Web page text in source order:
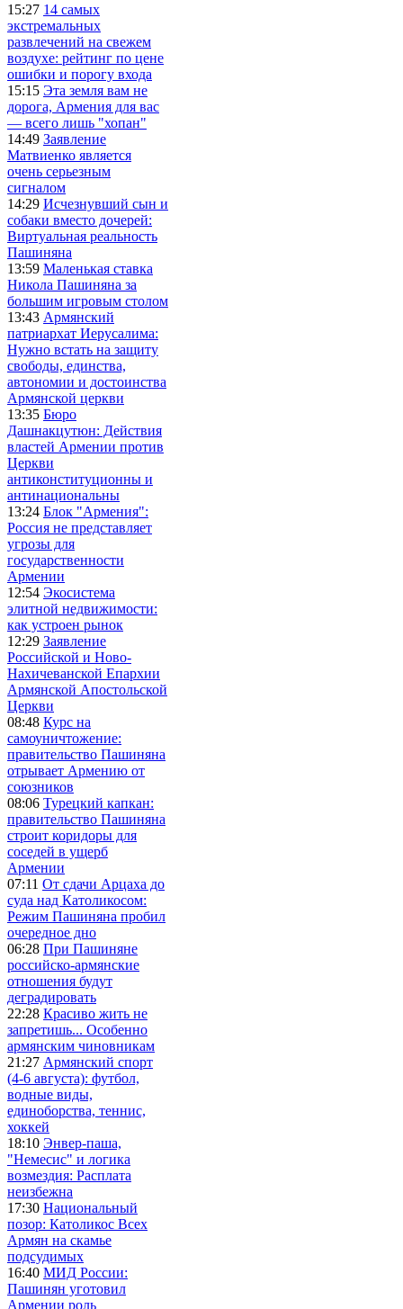
15:27 14 самых
экстремальных
развлечений на свежем
воздухе: рейтинг по цене
ошибки и порогу входа
15:15 Эта земля вам не
дорога, Армения для вас
— всего лишь "хопан"
14:49 Заявление
Матвиенко является
очень серьезным
сигналом
14:29 Исчезнувший сын и
собаки вместо дочерей:
Виртуальная реальность
Пашиняна
13:59 Маленькая ставка
Никола Пашиняна за
большим игровым столом
13:43 Армянский
патриархат Иерусалима:
Нужно встать на защиту
свободы, единства,
автономии и достоинства
Армянской церкви
13:35 Бюро
Дашнакцутюн: Действия
властей Армении против
Церкви
антиконституционны и
антинациональны
13:24 Блок "Армения":
Россия не представляет
угрозы для
государственности
Армении
12:54 Экосистема
элитной недвижимости:
как устроен рынок
12:29 Заявление
Российской и Ново-
Нахичеванской Епархии
Армянской Апостольской
Церкви
08:48 Курс на
самоуничтожение:
правительство Пашиняна
отрывает Армению от
союзников
08:06 Турецкий капкан:
правительство Пашиняна
строит коридоры для
соседей в ущерб
Армении
07:11 От сдачи Арцаха до
суда над Католикосом:
Режим Пашиняна пробил
очередное дно
06:28 При Пашиняне
российско-армянские
отношения будут
деградировать
22:28 Красиво жить не
запретишь... Особенно
армянским чиновникам
21:27 Армянский спорт
(4-6 августа): футбол,
водные виды,
единоборства, теннис,
хоккей
18:10 Энвер-паша,
"Немесис" и логика
возмездия: Расплата
неизбежна
17:30 Национальный
позор: Католикос Всех
Армян на скамье
подсудимых
16:40 МИД России:
Пашинян уготовил
Армении роль